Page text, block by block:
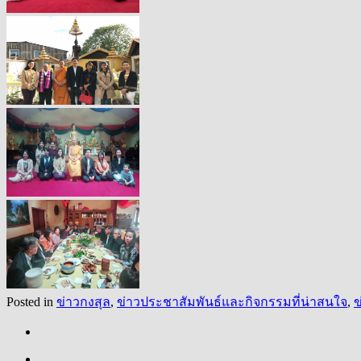
Posted in ข่าวกงสุล, ข่าวประชาสัมพันธ์และกิจกรรมที่น่าสนใจ,